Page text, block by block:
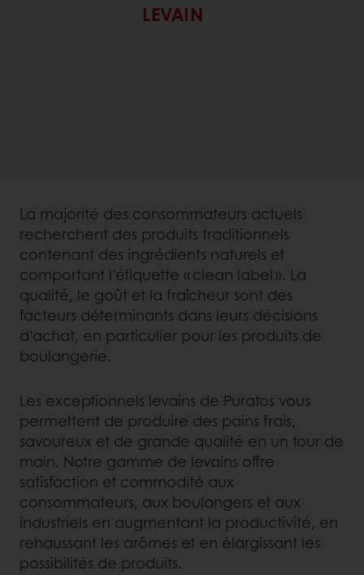
LEVAIN
La majorité des consommateurs actuels
recherchent des produits traditionnels
contenant des ingrédients naturels et
comportant l’étiquette « clean label ». La
qualité, le goût et la fraîcheur sont des
facteurs déterminants dans leurs décisions
d’achat, en particulier pour les produits de
boulangerie.
Les exceptionnels levains de Puratos vous
permettent de produire des pains frais,
savoureux et de grande qualité en un tour de
main. Notre gamme de levains offre
satisfaction et commodité aux
consommateurs, aux boulangers et aux
industriels en augmentant la productivité, en
rehaussant les arômes et en élargissant les
possibilités de produits.